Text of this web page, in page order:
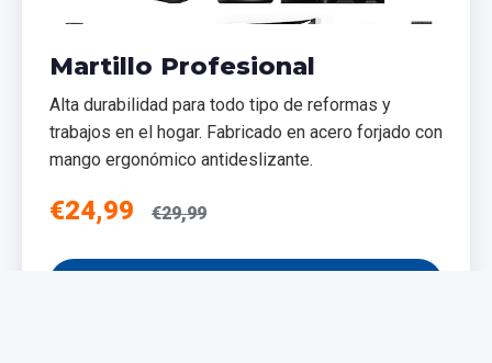
Martillo Profesional
Alta durabilidad para todo tipo de reformas y
trabajos en el hogar. Fabricado en acero forjado con
mango ergonómico antideslizante.
€24,99 €29,99